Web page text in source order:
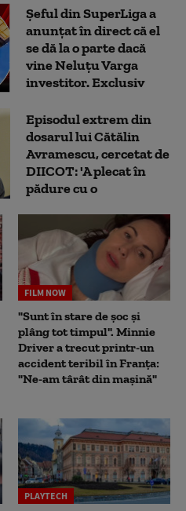
Șeful din SuperLiga a
anunțat în direct că el
se dă la o parte dacă
vine Neluțu Varga
investitor. Exclusiv
Episodul extrem din
dosarul lui Cătălin
Avramescu, cercetat de
DIICOT: 'A plecat în
pădure cu o
FILM NOW
"Sunt în stare de șoc și
plâng tot timpul". Minnie
Driver a trecut printr-un
accident teribil în Franța:
"Ne-am târât din mașină"
PLAYTECH